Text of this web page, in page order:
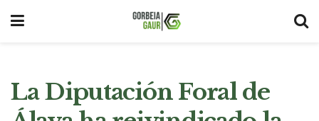
La Diputación Foral de